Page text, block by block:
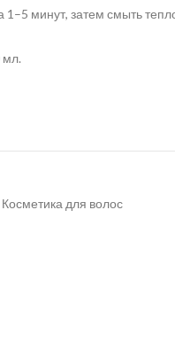
1–5 минут, затем смыть
мл.
Косметика для волос